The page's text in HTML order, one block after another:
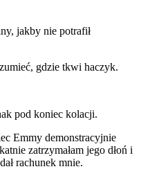
jakby nie potrafił
gdzie tkwi haczyk.
pod koniec kolacji.
Emmy demonstracyjnie
zatrzymałam jego dłoń i
rachunek mnie.